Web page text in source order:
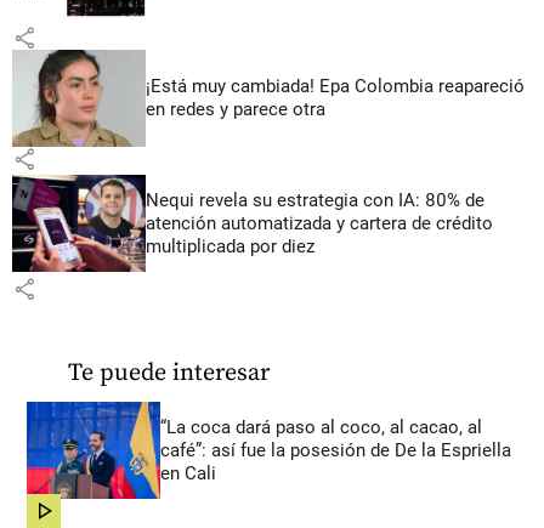
share
¡Está muy cambiada! Epa Colombia reapareció
en redes y parece otra
share
Nequi revela su estrategia con IA: 80% de
atención automatizada y cartera de crédito
multiplicada por diez
share
Te puede interesar
“La coca dará paso al coco, al cacao, al
café”: así fue la posesión de De la Espriella
en Cali
share